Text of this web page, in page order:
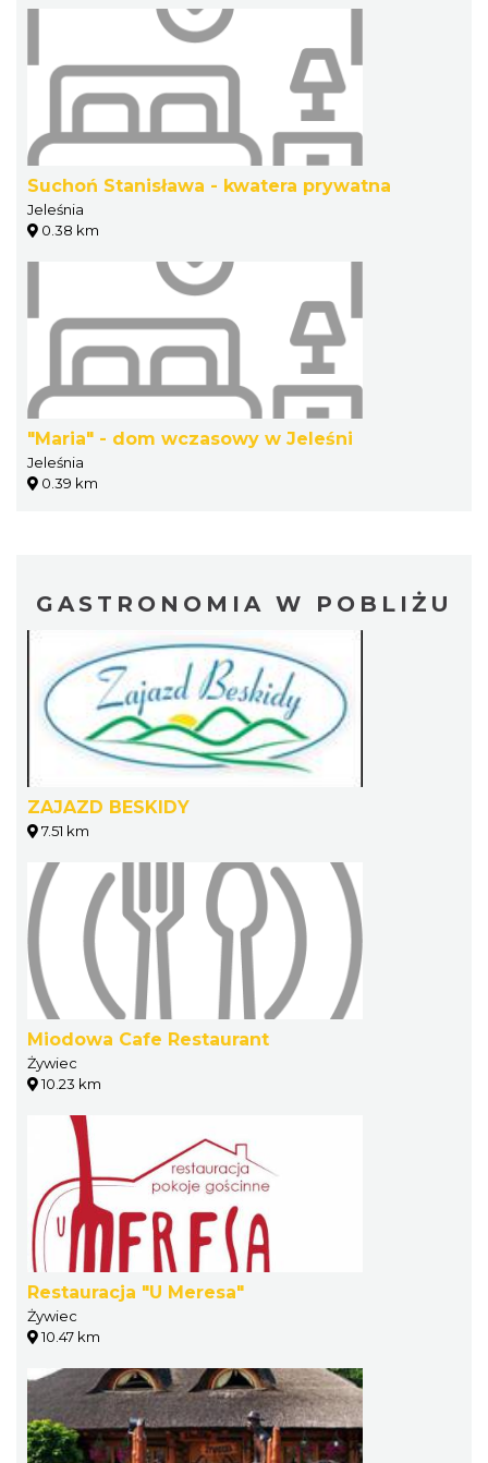
Suchoń Stanisława - kwatera prywatna
Jeleśnia
0.38 km
"Maria" - dom wczasowy w Jeleśni
Jeleśnia
0.39 km
GASTRONOMIA W POBLIŻU
ZAJAZD BESKIDY
7.51 km
Miodowa Cafe Restaurant
Żywiec
10.23 km
Restauracja "U Meresa"
Żywiec
10.47 km